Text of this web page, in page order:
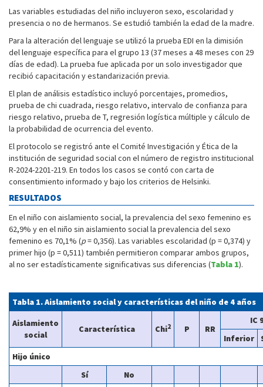
Las variables estudiadas del niño incluyeron sexo, escolaridad y
presencia o no de hermanos. Se estudió también la edad de la madre.
Para la alteración del lenguaje se utilizó la prueba EDI en la dimisión
del lenguaje específica para el grupo 13 (37 meses a 48 meses con 29
días de edad). La prueba fue aplicada por un solo investigador que
recibió capacitación y estandarización previa.
El plan de análisis estadístico incluyó porcentajes, promedios,
prueba de chi cuadrada, riesgo relativo, intervalo de confianza para
riesgo relativo, prueba de T, regresión logística múltiple y cálculo de
la probabilidad de ocurrencia del evento.
El protocolo se registró ante el Comité Investigación y Ética de la
institución de seguridad social con el número de registro institucional
R-2024-2201-219. En todos los casos se contó con carta de
consentimiento informado y bajo los criterios de Helsinki.
RESULTADOS
En el niño con aislamiento social, la prevalencia del sexo femenino es
62,9% y en el niño sin aislamiento social la prevalencia del sexo
femenino es 70,1% (p= 0,356). Las variables escolaridad (p = 0,374) y
primer hijo (p = 0,511) también permitieron comparar ambos grupos,
al no ser estadísticamente significativas sus diferencias (Tabla 1).
Tabla 1. Aislamiento social y características del niño de 4 años
Aislamiento
social
Característica Chi2 P RR
IC
Inferior
Hijo único
Sí
No